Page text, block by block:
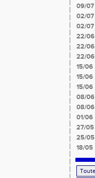
09/07
02/07
02/07
22/06
22/06
22/06
15/06
15/06
15/06
08/06
08/06
01/06
27/05
25/05
18/05